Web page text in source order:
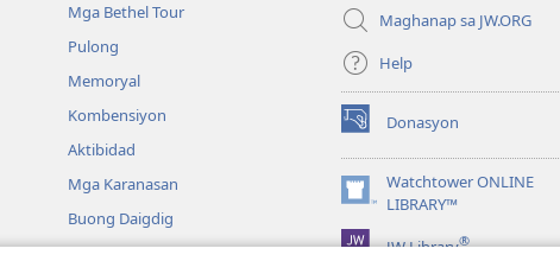
Mga Bethel Tour
Pulong
Memoryal
Kombensiyon
Aktibidad
Mga Karanasan
Buong Daigdig
window)Maghanap sa JW.ORG
Help
Donasyon
(may
bubukas
na
bagong
Watchtower ONLINE
LIBRARY™
(may
bubukas
na
JW Library®